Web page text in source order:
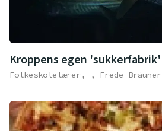
Kroppens egen 'sukkerfabrik'
Folkeskolelærer, , Frede Bräuner